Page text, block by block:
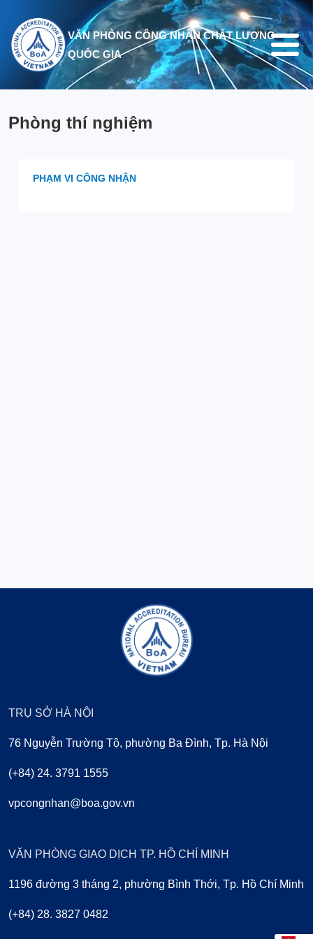
Nhảy đến nội dung
VĂN PHÒNG CÔNG NHẬN CHẤT LƯỢNG
QUỐC GIA
Phòng thí nghiệm
PHẠM VI CÔNG NHẬN
TRỤ SỞ HÀ NỘI
76 Nguyễn Trường Tộ, phường Ba Đình, Tp. Hà Nội
(+84) 24. 3791 1555
vpcongnhan@boa.gov.vn
VĂN PHÒNG GIAO DỊCH TP. HỒ CHÍ MINH
1196 đường 3 tháng 2, phường Bình Thới, Tp. Hồ Chí Minh
(+84) 28. 3827 0482